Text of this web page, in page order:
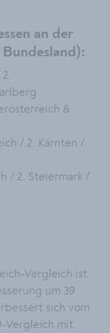
an der
&
/ 2. Kärnten /
/ 2. Steiermark /
Vergleich ist
um 39
sich vom
Vergleich mit